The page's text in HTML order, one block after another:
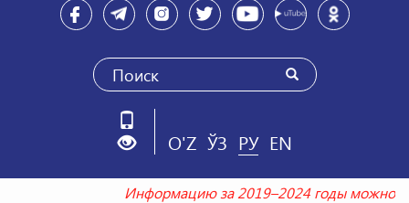
O'Z ЎЗ РУ EN
Информацию за 2019–2024 годы можно